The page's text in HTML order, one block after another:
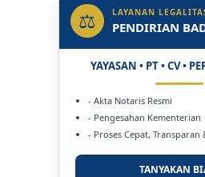
⚖ LAYANAN
PENDIRIAN
YAYASAN • PT • CV •
- Akta Notaris Resmi
- Pengesahan Kementerian
- Proses Cepat, Transparan
TANYAKAN